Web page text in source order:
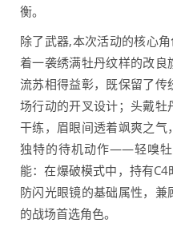
衡。
除了武器,本次活动的核心
着一袭绣满牡丹纹样的改
流苏相得益彰，既保留了
场行动的开叉设计；头戴
干练，眉眼间透着飒爽之气
独特的待机动作——轻嗅牡
能：在爆破模式中，持有
防闪光眼镜的基础属性，
的战场首选角色。